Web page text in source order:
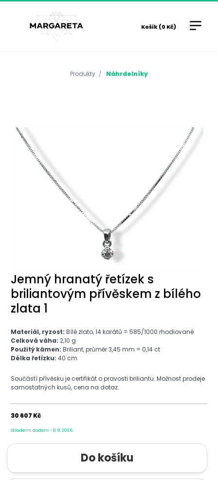
Košík (0 Kč)
Produkty Náhrdelníky
Jemný hranatý řetízek s
briliantovým přívěskem z bílého
zlata 1
Materiál, ryzost: Bílé zlato, 14 karátů = 585/1000 rhodiované
Celková váha: 2,10 g
Použitý kámen: Briliant, průměr 3,45 mm = 0,14 ct
Délka řetízku: 40 cm
Součástí přívěsku je certifikát o pravosti briliantu. Možnost prodeje
samostatných kusů, cena na dotaz.
30 607 Kč
Skladem, dodání - 8. 8. 2026